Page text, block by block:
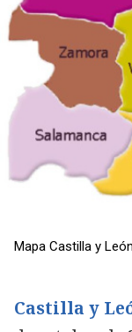
Mapa Castilla y León
Castilla y